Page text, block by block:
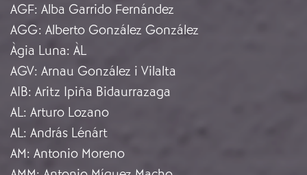
AGF: Alba Garrido Fernández
AGG: Alberto González González
Àgia Luna: ÀL
AGV: Arnau González i Vilalta
AIB: Aritz Ipiña Bidaurrazaga
AL: Arturo Lozano
AL: András Lénárt
AM: Antonio Moreno